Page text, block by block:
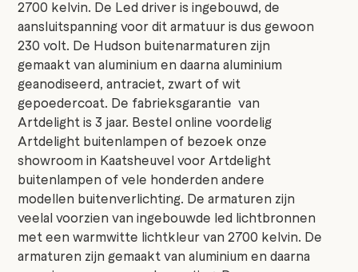
2700 kelvin. De Led driver is ingebouwd, de
aansluitspanning voor dit armatuur is dus gewoon
230 volt. De Hudson buitenarmaturen zijn
gemaakt van aluminium en daarna aluminium
geanodiseerd, antraciet, zwart of wit
gepoedercoat. De fabrieksgarantie van
Artdelight is 3 jaar. Bestel online voordelig
Artdelight buitenlampen of bezoek onze
showroom in Kaatsheuvel voor Artdelight
buitenlampen of vele honderden andere
modellen buitenverlichting. De armaturen zijn
veelal voorzien van ingebouwde led lichtbronnen
met een warmwitte lichtkleur van 2700 kelvin. De
armaturen zijn gemaakt van aluminium en daarna